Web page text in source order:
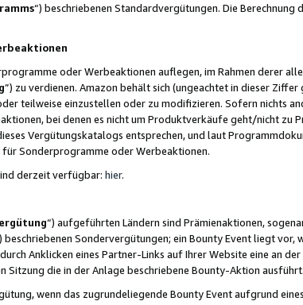
“) beschriebenen Standardvergütungen. Die
oder Werbeaktionen auflegen, im Rahmen derer
”) zu verdienen. Amazon behält sich (ungeachtet in dieser
teilweise einzustellen oder zu modifizieren. Sofern nichts
bei denen es nicht um Produktverkäufe geht/nicht zu
Vergütungskatalogs entsprechen, und laut
Sonderprogramme oder Werbeaktionen.
derzeit verfügbar: hier.
“) aufgeführten Ländern sind Prämienaktionen,
beschriebenen Sondervergütungen; ein Bounty Event liegt
Anklicken eines Partner-Links auf Ihrer Website eine an
Sitzung die in der Anlage beschriebene Bounty-Aktion ausführt.
wenn das zugrundeliegende Bounty Event aufgrund